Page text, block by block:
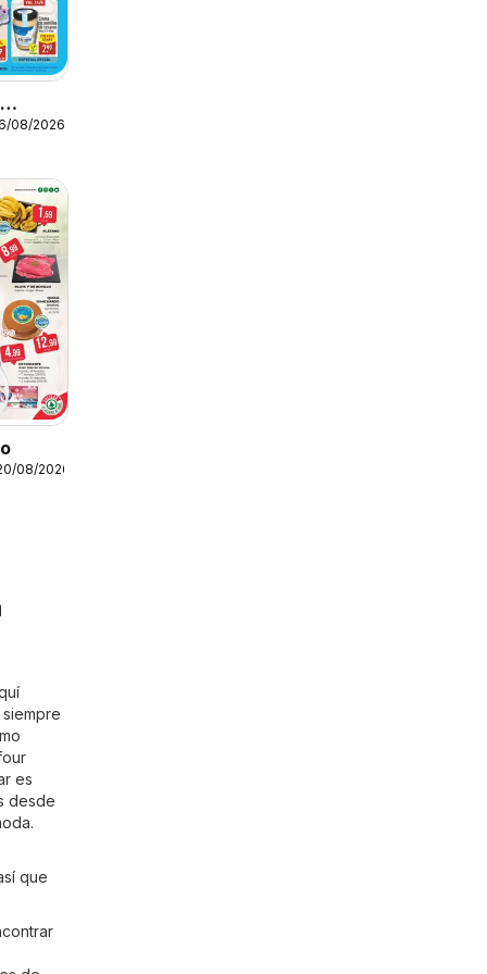
08/2026
08/2026
siempre
es
desde
que